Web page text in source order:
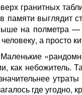
гранитных
памяти выглядит
на полметра
а просто
небожитель.
где